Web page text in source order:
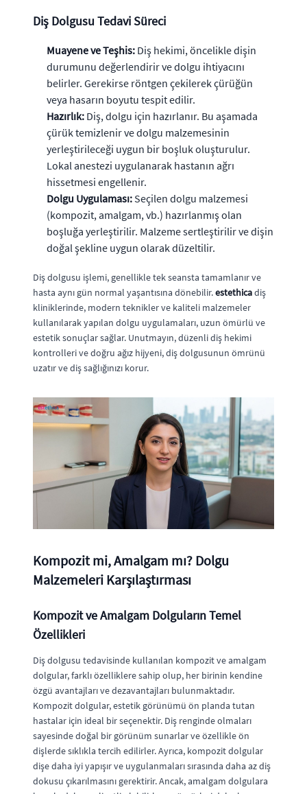
Diş Dolgusu Tedavi Süreci
Muayene ve Teşhis: Diş hekimi, öncelikle dişin
durumunu değerlendirir ve dolgu ihtiyacını
belirler. Gerekirse röntgen çekilerek çürüğün
veya hasarın boyutu tespit edilir.
Hazırlık: Diş, dolgu için hazırlanır. Bu aşamada
çürük temizlenir ve dolgu malzemesinin
yerleştirileceği uygun bir boşluk oluşturulur.
Lokal anestezi uygulanarak hastanın ağrı
hissetmesi engellenir.
Dolgu Uygulaması: Seçilen dolgu malzemesi
(kompozit, amalgam, vb.) hazırlanmış olan
boşluğa yerleştirilir. Malzeme sertleştirilir ve dişin
doğal şekline uygun olarak düzeltilir.
Diş dolgusu işlemi, genellikle tek seansta tamamlanır ve
hasta aynı gün normal yaşantısına dönebilir.estethicadiş
kliniklerinde, modern teknikler ve kaliteli malzemeler
kullanılarak yapılan dolgu uygulamaları, uzun ömürlü ve
estetik sonuçlar sağlar. Unutmayın, düzenli diş hekimi
kontrolleri ve doğru ağız hijyeni, diş dolgusunun ömrünü
uzatır ve diş sağlığınızı korur.
Kompozit mi, Amalgam mı? Dolgu
Malzemeleri Karşılaştırması
Kompozit ve Amalgam Dolguların Temel
Özellikleri
Diş dolgusu tedavisinde kullanılan kompozit ve amalgam
dolgular, farklı özelliklere sahip olup, her birinin kendine
özgü avantajları ve dezavantajları bulunmaktadır.
Kompozit dolgular, estetik görünümü ön planda tutan
hastalar için ideal bir seçenektir. Diş renginde olmaları
sayesinde doğal bir görünüm sunarlar ve özellikle ön
dişlerde sıklıkla tercih edilirler. Ayrıca, kompozit dolgular
dişe daha iyi yapışır ve uygulanmaları sırasında daha az diş
dokusu çıkarılmasını gerektirir. Ancak, amalgam dolgulara